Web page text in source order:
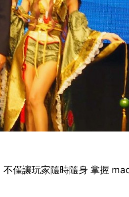
僅讓玩家隨時隨身 掌握